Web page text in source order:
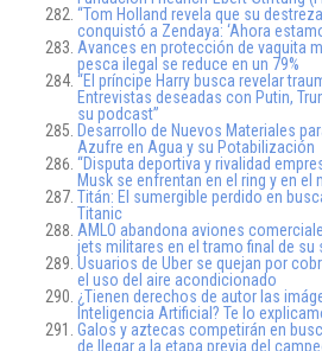
“Tom Holland revela que su
conquistó a Zendaya: ‘Ahora
Avances en protección de vaquita
pesca ilegal se reduce en un 79%
“El príncipe Harry busca revelar
Entrevistas deseadas con Putin,
su podcast”
Desarrollo de Nuevos Materiales
Azufre en Agua y su Potabilización
“Disputa deportiva y rivalidad
Musk se enfrentan en el ring y en el
Titán: El sumergible perdido en
Titanic
AMLO abandona aviones
jets militares en el tramo final de su
Usuarios de Uber se quejan por
el uso del aire acondicionado
¿Tienen derechos de autor las
Inteligencia Artificial? Te lo
Galos y aztecas competirán en
de llegar a la etapa previa del